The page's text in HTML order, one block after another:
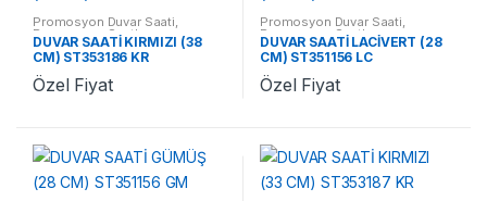
Promosyon Duvar Saati,
Promosyon Saatler
DUVAR SAATİ KIRMIZI (38
CM) ST353186 KR
Özel Fiyat
Promosyon Duvar Saati,
Promosyon Saatler
DUVAR SAATİ LACİVERT (28
CM) ST351156 LC
Özel Fiyat